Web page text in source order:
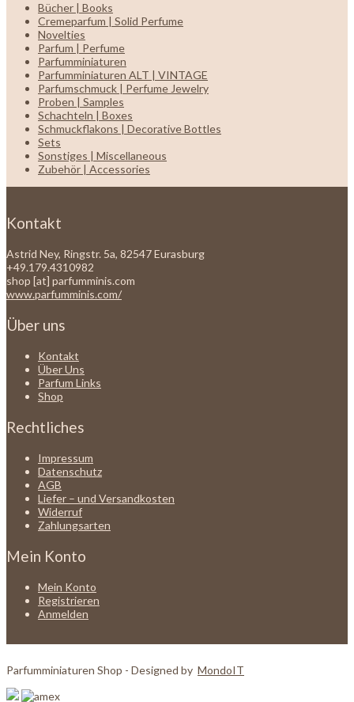
Bücher | Books
Cremeparfum | Solid Perfume
Novelties
Parfum | Perfume
Parfumminiaturen
Parfumminiaturen ALT | VINTAGE
Parfumschmuck | Perfume Jewelry
Proben | Samples
Schachteln | Boxes
Schmuckflakons | Decorative Bottles
Sets
Sonstiges | Miscellaneous
Zubehör | Accessories
Kontakt
Astrid Ney, Ringstr. 5a, 82547 Eurasburg
+49.179.4310982
shop [at] parfumminis.com
www.parfumminis.com/
Über uns
Kontakt
Über Uns
Parfum Links
Shop
Rechtliches
Impressum
Datenschutz
AGB
Liefer – und Versandkosten
Widerruf
Zahlungsarten
Mein Konto
Mein Konto
Registrieren
Anmelden
Parfumminiaturen Shop - Designed by MondoIT